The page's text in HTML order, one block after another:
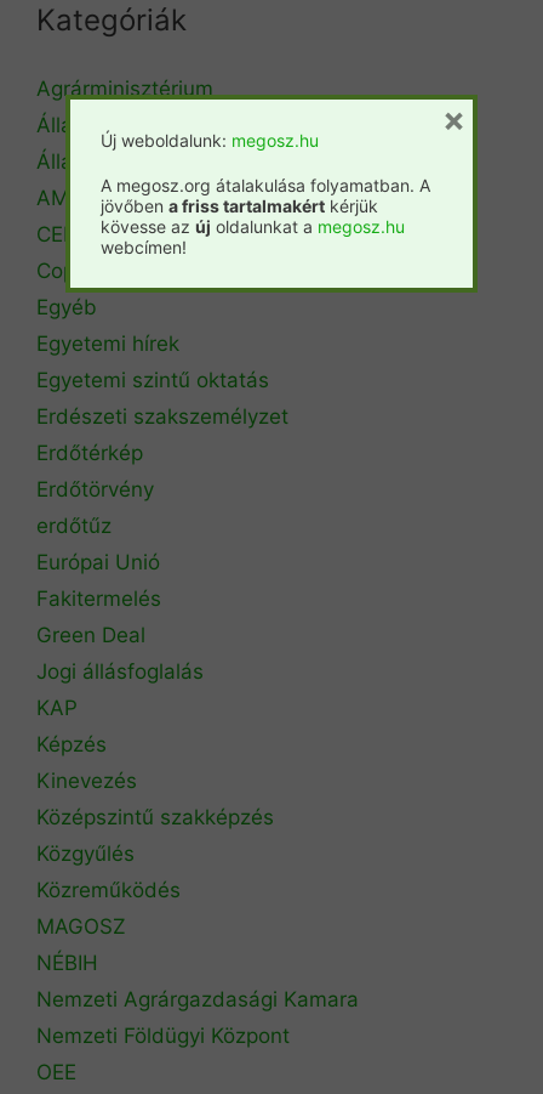
Kategóriák
Agrárminisztérium
Állásbörze
Álláshirdetés
AM Erdőrendezési Főosztály
CEPF
Copa Cogeca
Egyéb
Egyetemi hírek
Egyetemi szintű oktatás
Erdészeti szakszemélyzet
Erdőtérkép
Erdőtörvény
erdőtűz
Európai Unió
Fakitermelés
Green Deal
Jogi állásfoglalás
KAP
Képzés
Kinevezés
Középszintű szakképzés
Közgyűlés
Közreműködés
MAGOSZ
NÉBIH
Nemzeti Agrárgazdasági Kamara
Nemzeti Földügyi Központ
OEE
Új weboldalunk: megosz.hu
A megosz.org átalakulása folyamatban. A
jövőben a friss tartalmakért kérjük
kövesse az új oldalunkat a megosz.hu
webcímen!
×